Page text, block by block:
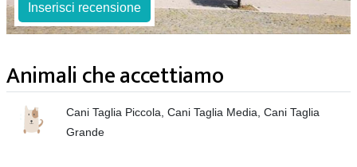
Inserisci recensione
Animali che accettiamo
Cani Taglia Piccola, Cani Taglia Media, Cani Taglia
Grande